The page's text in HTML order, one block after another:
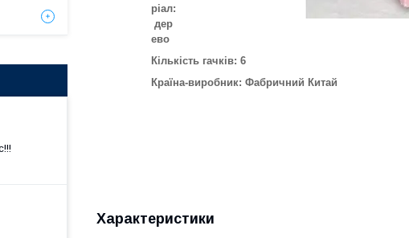
ріал:
дер
ево
Кількість гачків: 6
Країна-виробник: Фабричний Китай
Характеристики